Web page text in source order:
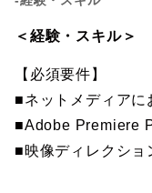
＜経験・スキル＞
【必須要件】
■ネットメディアに
■Adobe Premiere
■映像ディレクショ